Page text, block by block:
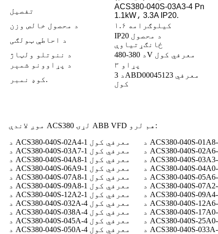
تفصیل
ACS380-040S-03A3-4 Pn
1.1kW، 3.3A IP20.
د محصول خالص وزن
۱.۶ کیلوګرامه
د احاطې ټولګی
IP20 د محصول
ځانګړتیاوې
د ننوتلو ولټاژ
د 380-480V معرفي کول
د پړاوونو شمېر
۳ پړاو
کوډ نمبر.
د 3ABD00045123 معرفي
کول
موږ لاندې ACS380 لړۍ ABB VFD هم لرو:
د ACS380-040S-02A4-1 معرفي کول
د ACS380-040S-03A7-1 معرفي کول
د ACS380-040S-04A8-1 معرفي کول
د ACS380-040S-06A9-1 معرفي کول
د ACS380-040S-07A8-1 معرفي کول
د ACS380-040S-09A8-1 معرفي کول
د ACS380-040S-12A2-1 معرفي کول
د ACS380-040S-032A-4 معرفي کول
د ACS380-040S-038A-4 معرفي کول
د ACS380-040S-045A-4 معرفي کول
د ACS380-040S-050A-4 معرفي کول